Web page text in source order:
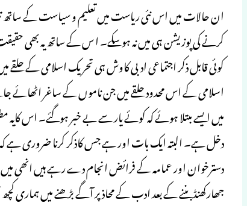
ان حالات میں اس نئی ریاست میں تعلیم و سیاست کے ساتھ
کرنے کی پوزیشن ہی میں نہ ہوسکے۔ ا س کے ساتھ یہ بھی حقیقت
کوئی قابل ذکر اجتماعی ادبی کاوش ہی تحریک اسلامی کے حلقے
اسلامی کے اس محدود حلقے میں جن ناموں کے ساغر اٹھائے
میں ایسے مبتلا ہوئے کہ کوئے یار سے بے خبر ہوگئے۔ اس
دخل ہے۔ البتہ ایک بات اور ہے جس کاذکر کرنا ضروری ہے کہ
دسترخوان اور عمامہ کے فرائض انجام دے رہے ہیں انھی میں
جھارکھنڈ بننے کے بعد ادب کے محاذ پر آگے بڑھنے میں ہماری